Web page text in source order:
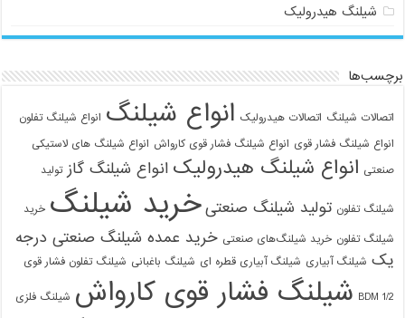
شیلنگ هیدرولیک
برچسب‌ها
اتصالات شیلنگ اتصالات هیدرولیک انواع شیلنگ انواع شیلنگ تفلون
انواع شیلنگ فشار قوی انواع شیلنگ فشار قوی کارواش انواع شیلنگ های لاستیکی
صنعتی انواع شیلنگ هیدرولیک انواع شیلنگ گاز تولید
شیلنگ تفلون تولید شیلنگ صنعتی خرید شیلنگ خرید
شیلنگ تفلون خرید شیلنگ‌های صنعتی خرید عمده شیلنگ صنعتی درجه
یک شیلنگ آبیاری شیلنگ آبیاری قطره ای شیلنگ باغبانی شیلنگ تفلون فشار قوی
1/2 BDM شیلنگ فشار قوی کارواش شیلنگ فلزی